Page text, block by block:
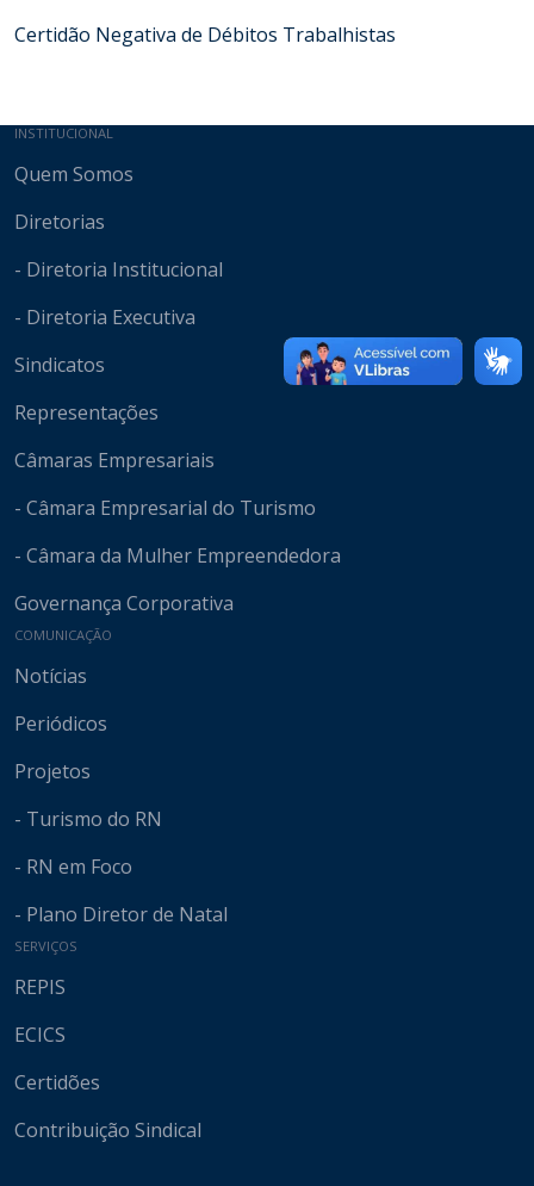
Certidão Negativa de Débitos Trabalhistas
Mapa do site
INSTITUCIONAL
Quem Somos
Diretorias
- Diretoria Institucional
- Diretoria Executiva
Sindicatos
Representações
Câmaras Empresariais
- Câmara Empresarial do Turismo
- Câmara da Mulher Empreendedora
Governança Corporativa
COMUNICAÇÃO
Notícias
Periódicos
Projetos
- Turismo do RN
- RN em Foco
- Plano Diretor de Natal
SERVIÇOS
REPIS
ECICS
Certidões
Contribuição Sindical